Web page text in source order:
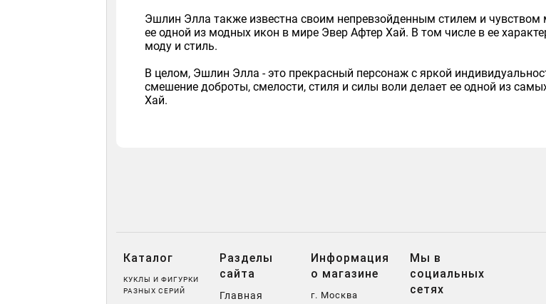
Эшлин Элла также известна своим непревзойденным стилем и
ее одной из модных икон в мире Эвер Афтер Хай. В том числе в ее
моду и стиль.
В целом, Эшлин Элла - это прекрасный персонаж с яркой
смешение доброты, смелости, стиля и силы воли делает ее одной из
Хай.
Каталог
КУКЛЫ И ФИГУРКИ
РАЗНЫХ СЕРИЙ
Разделы
сайта
Главная
Информация
о магазине
г. Москва
Мы в
социальных
сетях